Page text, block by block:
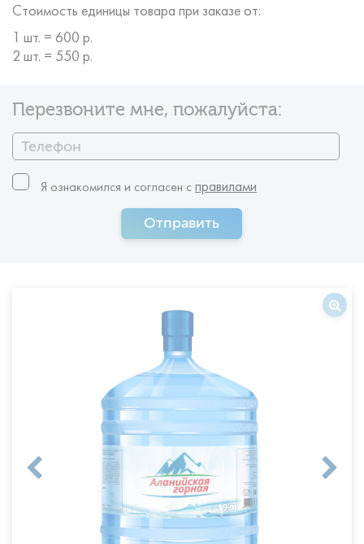
Стоимость единицы товара при заказе от:
1 шт. = 600 р.
2 шт. = 550 р.
Перезвоните мне, пожалуйста:
Отправить
Я ознакомился и согласен c